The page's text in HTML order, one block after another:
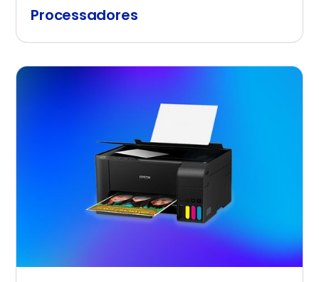
Processadores